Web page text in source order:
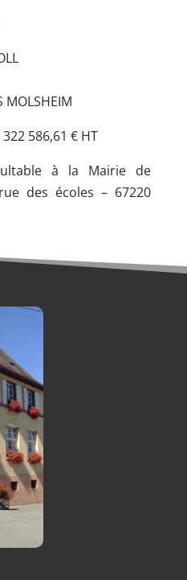
MOLSHEIM
322 586,61 € HT
à la Mairie de
des écoles – 67220